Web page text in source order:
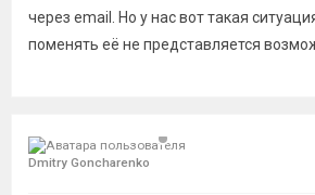
через email. Но у нас вот такая
поменять её не представляется
Dmitry Goncharenko